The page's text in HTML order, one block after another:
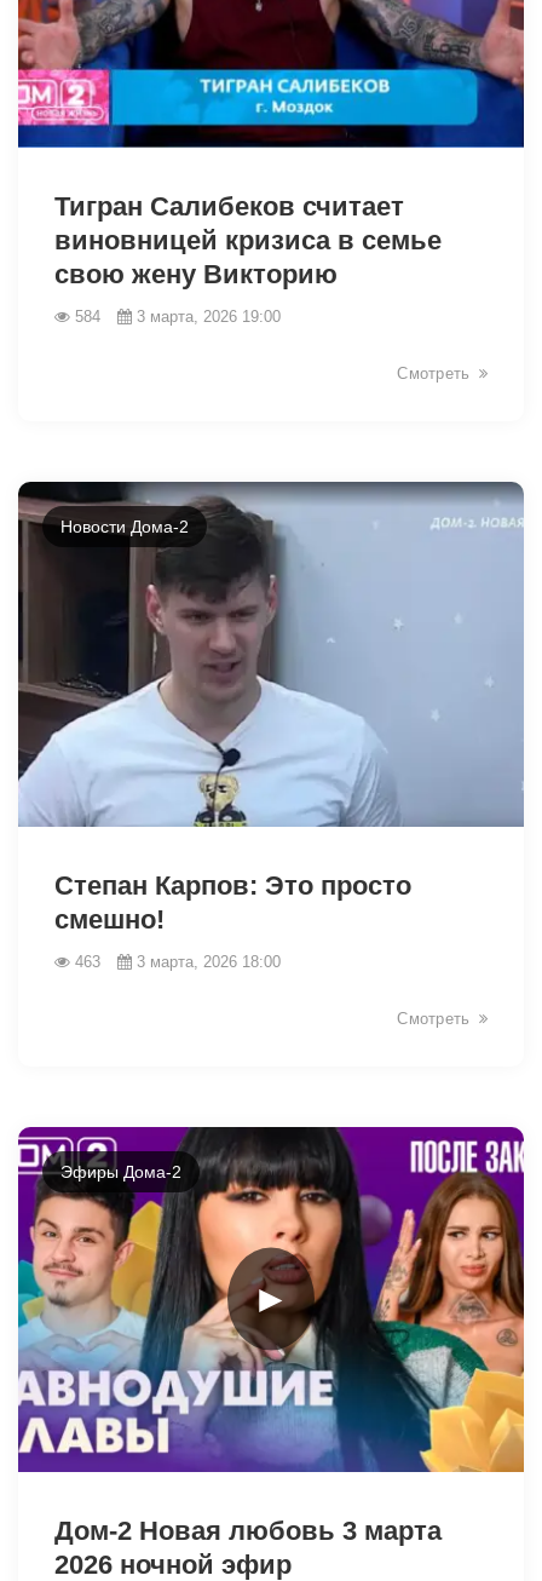
Тигран Салибеков считает
виновницей кризиса в семье
свою жену Викторию
584 3 марта, 2026 19:00
Смотреть
Новости Дома-2
Степан Карпов: Это просто
смешно!
463 3 марта, 2026 18:00
Смотреть
►
Эфиры Дома-2
Дом-2 Новая любовь 3 марта
2026 ночной эфир